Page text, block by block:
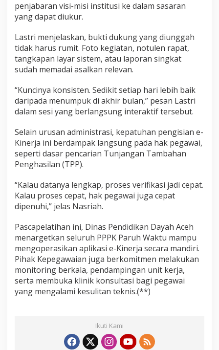
penjabaran visi-misi institusi ke dalam sasaran
yang dapat diukur.
Lastri menjelaskan, bukti dukung yang diunggah
tidak harus rumit. Foto kegiatan, notulen rapat,
tangkapan layar sistem, atau laporan singkat
sudah memadai asalkan relevan.
“Kuncinya konsisten. Sedikit setiap hari lebih baik
daripada menumpuk di akhir bulan,” pesan Lastri
dalam sesi yang berlangsung interaktif tersebut.
Selain urusan administrasi, kepatuhan pengisian e-
Kinerja ini berdampak langsung pada hak pegawai,
seperti dasar pencarian Tunjangan Tambahan
Penghasilan (TPP).
“Kalau datanya lengkap, proses verifikasi jadi cepat.
Kalau proses cepat, hak pegawai juga cepat
dipenuhi,” jelas Nasriah.
Pascapelatihan ini, Dinas Pendidikan Dayah Aceh
menargetkan seluruh PPPK Paruh Waktu mampu
mengoperasikan aplikasi e-Kinerja secara mandiri.
Pihak Kepegawaian juga berkomitmen melakukan
monitoring berkala, pendampingan unit kerja,
serta membuka klinik konsultasi bagi pegawai
yang mengalami kesulitan teknis.(**)
Ikuti Kami